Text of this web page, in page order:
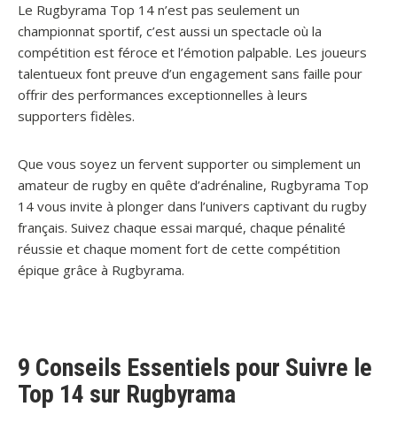
Le Rugbyrama Top 14 n’est pas seulement un
championnat sportif, c’est aussi un spectacle où la
compétition est féroce et l’émotion palpable. Les joueurs
talentueux font preuve d’un engagement sans faille pour
offrir des performances exceptionnelles à leurs
supporters fidèles.
Que vous soyez un fervent supporter ou simplement un
amateur de rugby en quête d’adrénaline, Rugbyrama Top
14 vous invite à plonger dans l’univers captivant du rugby
français. Suivez chaque essai marqué, chaque pénalité
réussie et chaque moment fort de cette compétition
épique grâce à Rugbyrama.
9 Conseils Essentiels pour Suivre le
Top 14 sur Rugbyrama